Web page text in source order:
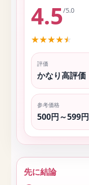
4.5/5.0
★★★★★
評価
かなり高評価
参考価格
500円～599円
先に結論